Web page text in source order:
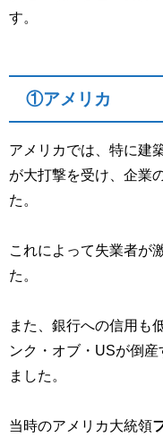
す。
①アメリカ
アメリカでは、特に建
が大打撃を受け、企業
た。
これによって失業者が
た。
また、銀行への信用も
ンク・オブ・USが倒
ました。
当時のアメリカ大統領